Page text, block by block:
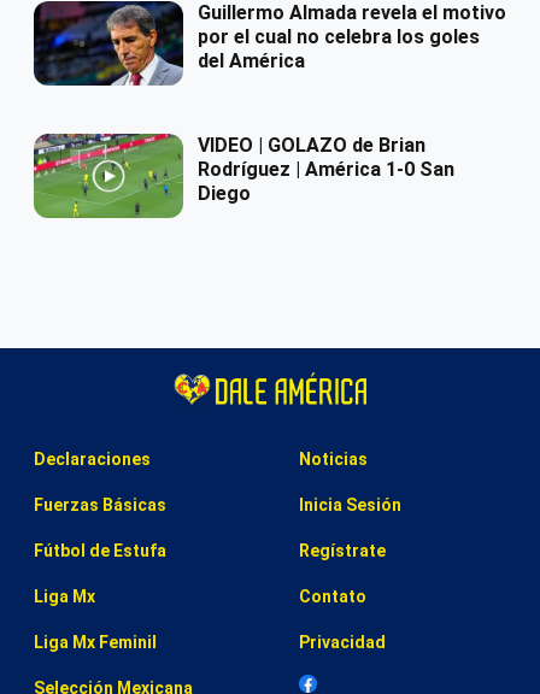
Guillermo Almada revela el motivo
por el cual no celebra los goles
del América
VIDEO | GOLAZO de Brian
Rodríguez | América 1-0 San
Diego
Declaraciones
Fuerzas Básicas
Fútbol de Estufa
Liga Mx
Liga Mx Feminil
Selección Mexicana
Noticias
Inicia Sesión
Regístrate
Contato
Privacidad